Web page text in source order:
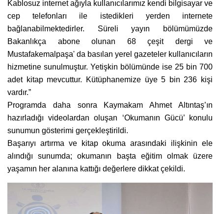
Kablosuz internet ağıyla kullanıcılarımız kendi bilgisayar ve
cep telefonları ile istedikleri yerden internete
bağlanabilmektedirler. Süreli yayın bölümümüzde
Bakanlıkça abone olunan 68 çeşit dergi ve
Mustafakemalpaşa' da basılan yerel gazeteler kullanıcıların
hizmetine sunulmuştur. Yetişkin bölümünde ise 25 bin 700
adet kitap mevcuttur. Kütüphanemize üye 5 bin 236 kişi
vardır.”
Programda daha sonra Kaymakam Ahmet Altıntaş’ın
hazırladığı videolardan oluşan ‘Okumanın Gücü’ konulu
sunumun gösterimi gerçekleştirildi.
Başarıyı artırma ve kitap okuma arasındaki ilişkinin ele
alındığı sunumda; okumanın başta eğitim olmak üzere
yaşamın her alanına kattığı değerlere dikkat çekildi.